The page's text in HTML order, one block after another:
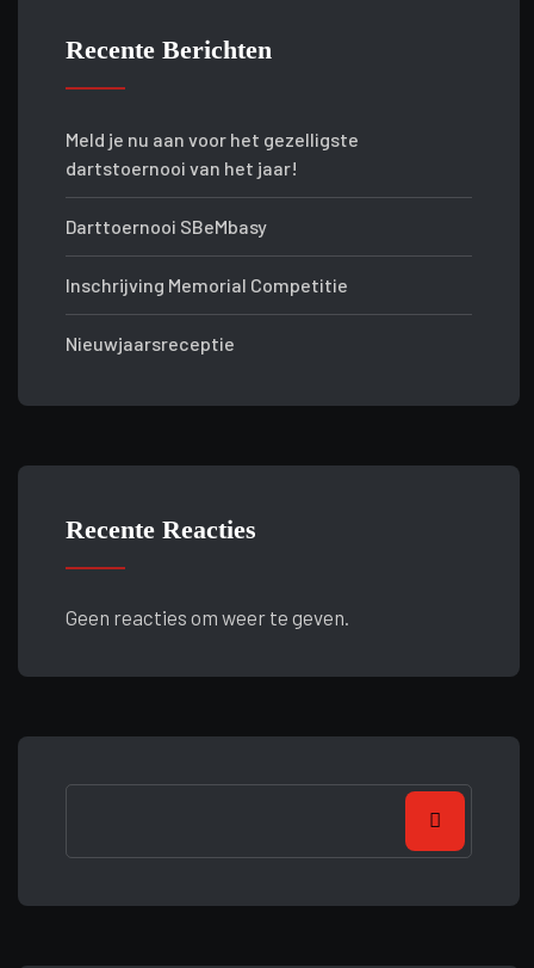
Recente Berichten
Meld je nu aan voor het gezelligste
dartstoernooi van het jaar!
Darttoernooi SBeMbasy
Inschrijving Memorial Competitie
Nieuwjaarsreceptie
Recente Reacties
Geen reacties om weer te geven.